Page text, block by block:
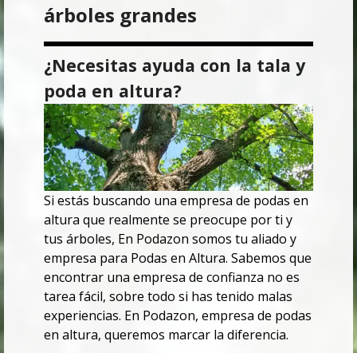
árboles grandes
¿Necesitas ayuda con la tala y
poda en altura?
Si estás buscando una empresa de podas en
altura que realmente se preocupe por ti y
tus árboles, En Podazon somos tu aliado y
empresa para Podas en Altura. Sabemos que
encontrar una empresa de confianza no es
tarea fácil, sobre todo si has tenido malas
experiencias. En Podazon, empresa de podas
en altura, queremos marcar la diferencia.